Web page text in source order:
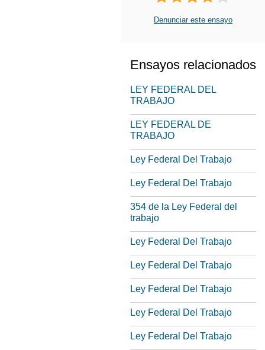
Denunciar este ensayo
Ensayos relacionados
LEY FEDERAL DEL
TRABAJO
LEY FEDERAL DE
TRABAJO
Ley Federal Del Trabajo
Ley Federal Del Trabajo
354 de la Ley Federal del
trabajo
Ley Federal Del Trabajo
Ley Federal Del Trabajo
Ley Federal Del Trabajo
Ley Federal Del Trabajo
Ley Federal Del Trabajo